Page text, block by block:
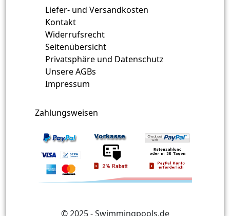
Liefer- und Versandkosten
Kontakt
Widerrufsrecht
Seitenübersicht
Privatsphäre und Datenschutz
Unsere AGBs
Impressum
Zahlungsweisen
© 2025 - Swimmingpools.de